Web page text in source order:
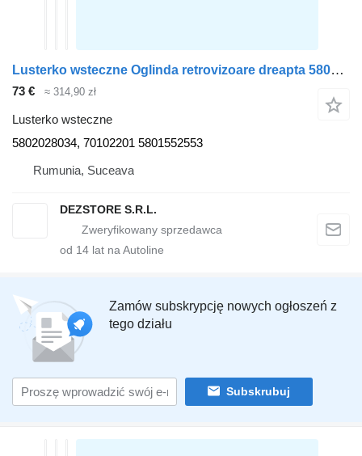
Lusterko wsteczne Oglinda retrovizoare dreapta 5802028034 do ciągnika siodłowego IVECO DAILY
73 € ≈ 314,90 zł
Lusterko wsteczne
5802028034, 70102201 5801552553
Rumunia, Suceava
DEZSTORE S.R.L.
od 14 lat na Autoline
Zamów subskrypcję nowych ogłoszeń z
tego działu
Subskrubuj